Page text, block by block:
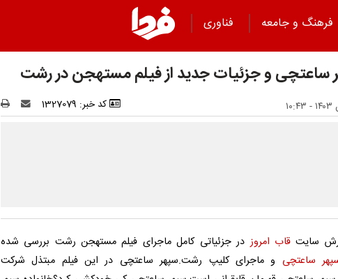
فرهنگ و جامعه فناوری
ساعتچی و جزئیات جدید از فیلم مستهجن در رشت
کد خبر: 1327079
سایت قاب امروزدر جزئیاتی کامل ماجرای فیلم مستهجن رشت بررسی شده
ساعتچی و ماجرای کلیپ رشت.سپهر ساعتچی در این فیلم مبتذل شرکت